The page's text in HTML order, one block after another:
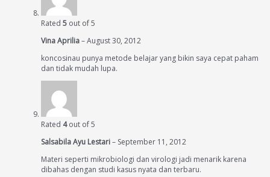
Rated 5 out of 5
Vina Aprilia–August 30, 2012
koncosinau punya metode belajar yang bikin saya cepat paham
dan tidak mudah lupa.
Rated 4out of 5
Salsabila Ayu Lestari– September 11, 2012
Materi seperti mikrobiologi dan virologi jadi menarik karena
dibahas dengan studi kasus nyata dan terbaru.